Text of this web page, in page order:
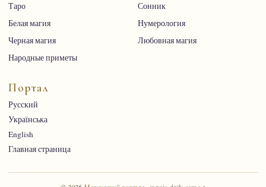
Таро
Сонник
Белая магия
Нумерология
Черная магия
Любовная магия
Народные приметы
Портал
Русский
Українська
English
Главная страница